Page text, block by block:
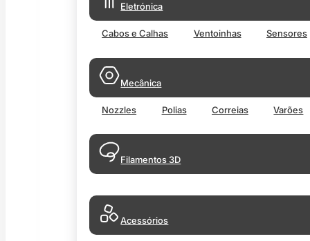
Eletrónica
Cabos e Calhas Ventoinhas Sensores
Mecânica
Nozzles Polias Correias Varões
Filamentos 3D
Acessórios